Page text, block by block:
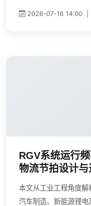
2026-07-16 14:00
RGV系统运行
物流节拍设计
本文从工业工程角度
汽车制造、新能源锂